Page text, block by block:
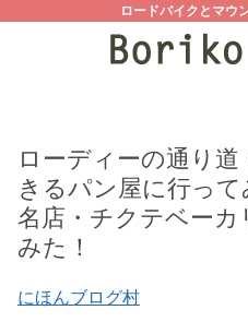
ロードバイクとマウ
ローディーの通り
きるパン屋に行っ
名店・チクテベーカ
みた！
にほんブログ村